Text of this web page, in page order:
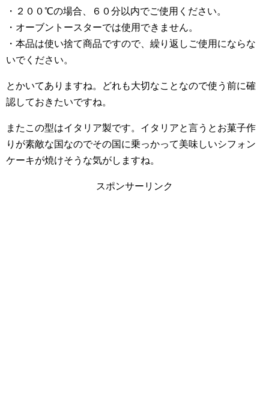
・２００℃の場合、６０分以内でご使用ください。
・オーブントースターでは使用できません。
・本品は使い捨て商品ですので、繰り返しご使用にならな
いでください。
とかいてありますね。どれも大切なことなので使う前に確
認しておきたいですね。
またこの型はイタリア製です。イタリアと言うとお菓子作
りが素敵な国なのでその国に乗っかって美味しいシフォン
ケーキが焼けそうな気がしますね。
スポンサーリンク